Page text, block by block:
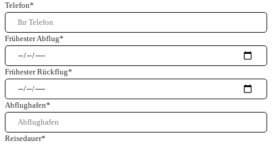
Telefon*
Frühester Abflug*
Frühester Rückflug*
Abflughafen*
Reisedauer*